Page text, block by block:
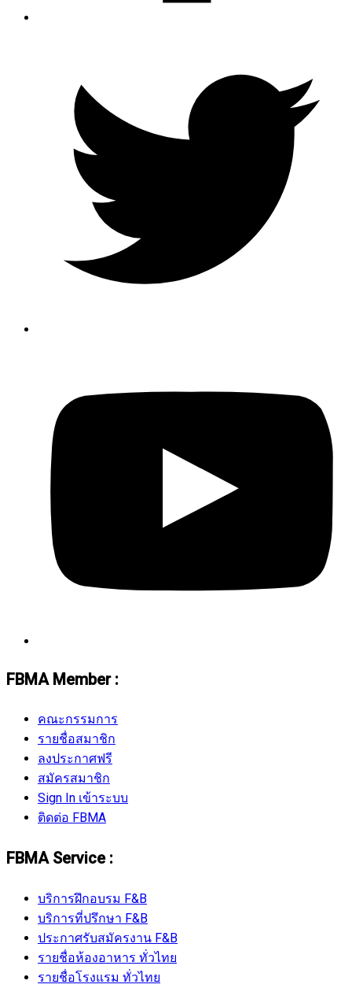
FBMA Member :
คณะกรรมการ
รายชื่อสมาชิก
ลงประกาศฟรี
สมัครสมาชิก
Sign In เข้าระบบ
ติดต่อ FBMA
FBMA Service :
บริการฝึกอบรม F&B
บริการที่ปรึกษา F&B
ประกาศรับสมัครงาน F&B
รายชื่อห้องอาหาร ทั่วไทย
รายชื่อโรงแรม ทั่วไทย